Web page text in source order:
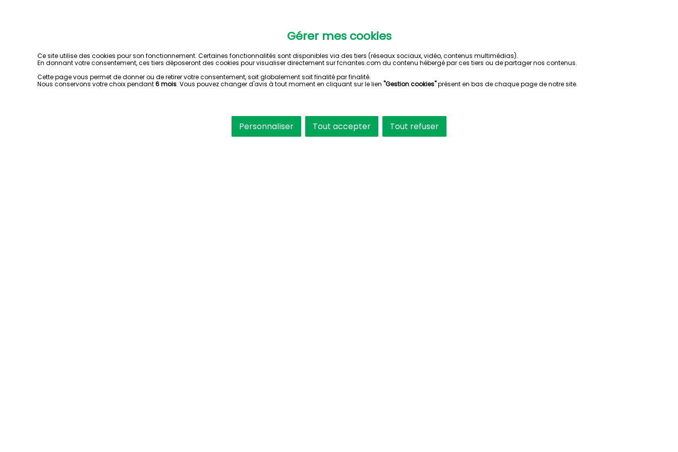
Gérer mes cookies
Ce site utilise des cookies pour son fonctionnement. Certaines fonctionnalités sont disponibles via des tiers (réseaux sociaux, vidéo, contenus multimédias).
En donnant votre consentement, ces tiers déposeront des cookies pour visualiser directement sur fcnantes.com du contenu hébergé par ces tiers ou de partager nos contenus.
Cette page vous permet de donner ou de retirer votre consentement, soit globalement soit finalité par finalité.
Nous conservons votre choix pendant6 mois. Vous pouvez changer d'avis à tout moment en cliquant sur le lien"Gestion cookies"présent en bas de chaque page de notre site.
Personnaliser Tout accepter Tout refuser